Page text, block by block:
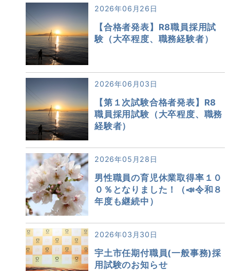
2026年06月26日
【合格者発表】R8職員採用試
験（大卒程度、職務経験者）
2026年06月03日
【第１次試験合格者発表】R8
職員採用試験（大卒程度、職務
経験者）
2026年05月28日
男性職員の育児休業取得率１０
０％となりました！（📣令和８
年度も継続中）
2026年03月30日
宇土市任期付職員(一般事務)採
用試験のお知らせ